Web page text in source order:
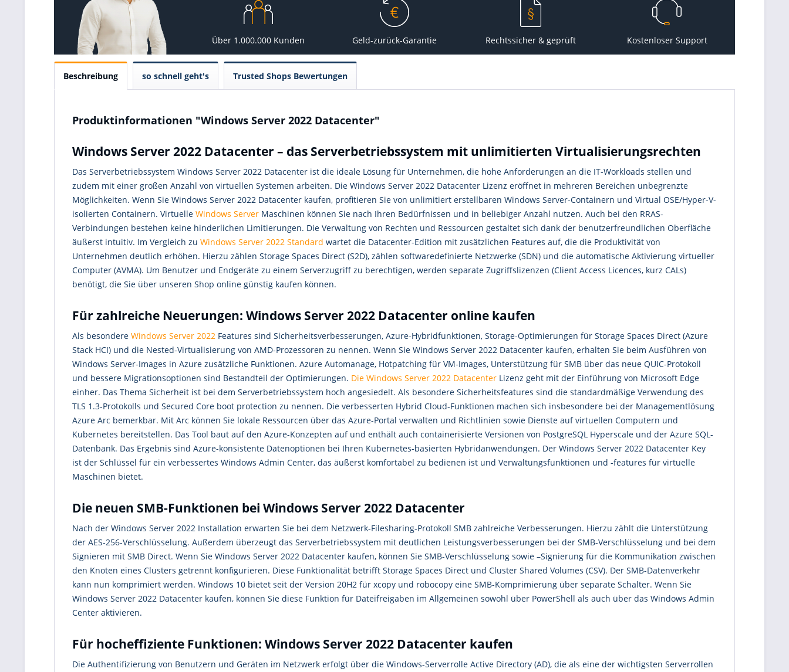
Über 1.000.000 Kunden Geld-zurück-Garantie Rechtssicher & geprüft Kostenloser Support
Beschreibung so schnell geht's Trusted Shops Bewertungen
Produktinformationen "Windows Server 2022 Datacenter"
Windows Server 2022 Datacenter – das Serverbetriebssystem mit unlimitierten Virtualisierungsrechten
Das Serverbetriebssystem Windows Server 2022 Datacenter ist die ideale Lösung für Unternehmen, die hohe Anforderungen an die IT-Workloads stellen und
zudem mit einer großen Anzahl von virtuellen Systemen arbeiten. Die Windows Server 2022 Datacenter Lizenz eröffnet in mehreren Bereichen unbegrenzte
Möglichkeiten. Wenn Sie Windows Server 2022 Datacenter kaufen, profitieren Sie von unlimitiert erstellbaren Windows Server-Containern und Virtual OSE/Hyper-V-
isolierten Containern. Virtuelle Windows Server Maschinen können Sie nach Ihren Bedürfnissen und in beliebiger Anzahl nutzen. Auch bei den RRAS-
Verbindungen bestehen keine hinderlichen Limitierungen. Die Verwaltung von Rechten und Ressourcen gestaltet sich dank der benutzerfreundlichen Oberfläche
äußerst intuitiv. Im Vergleich zu Windows Server 2022 Standard wartet die Datacenter-Edition mit zusätzlichen Features auf, die die Produktivität von
Unternehmen deutlich erhöhen. Hierzu zählen Storage Spaces Direct (S2D), zählen softwaredefinierte Netzwerke (SDN) und die automatische Aktivierung virtueller
Computer (AVMA). Um Benutzer und Endgeräte zu einem Serverzugriff zu berechtigen, werden separate Zugriffslizenzen (Client Access Licences, kurz CALs)
benötigt, die Sie über unseren Shop online günstig kaufen können.
Für zahlreiche Neuerungen: Windows Server 2022 Datacenter online kaufen
Als besondere Windows Server 2022 Features sind Sicherheitsverbesserungen, Azure-Hybridfunktionen, Storage-Optimierungen für Storage Spaces Direct (Azure
Stack HCI) und die Nested-Virtualisierung von AMD-Prozessoren zu nennen. Wenn Sie Windows Server 2022 Datacenter kaufen, erhalten Sie beim Ausführen von
Windows Server-Images in Azure zusätzliche Funktionen. Azure Automanage, Hotpatching für VM-Images, Unterstützung für SMB über das neue QUIC-Protokoll
und bessere Migrationsoptionen sind Bestandteil der Optimierungen. Die Windows Server 2022 Datacenter Lizenz geht mit der Einführung von Microsoft Edge
einher. Das Thema Sicherheit ist bei dem Serverbetriebssystem hoch angesiedelt. Als besondere Sicherheitsfeatures sind die standardmäßige Verwendung des
TLS 1.3-Protokolls und Secured Core boot protection zu nennen. Die verbesserten Hybrid Cloud-Funktionen machen sich insbesondere bei der Managementlösung
Azure Arc bemerkbar. Mit Arc können Sie lokale Ressourcen über das Azure-Portal verwalten und Richtlinien sowie Dienste auf virtuellen Computern und
Kubernetes bereitstellen. Das Tool baut auf den Azure-Konzepten auf und enthält auch containerisierte Versionen von PostgreSQL Hyperscale und der Azure SQL-
Datenbank. Das Ergebnis sind Azure-konsistente Datenoptionen bei Ihren Kubernetes-basierten Hybridanwendungen. Der Windows Server 2022 Datacenter Key
ist der Schlüssel für ein verbessertes Windows Admin Center, das äußerst komfortabel zu bedienen ist und Verwaltungsfunktionen und -features für virtuelle
Maschinen bietet.
Die neuen SMB-Funktionen bei Windows Server 2022 Datacenter
Nach der Windows Server 2022 Installation erwarten Sie bei dem Netzwerk-Filesharing-Protokoll SMB zahlreiche Verbesserungen. Hierzu zählt die Unterstützung
der AES-256-Verschlüsselung. Außerdem überzeugt das Serverbetriebssystem mit deutlichen Leistungsverbesserungen bei der SMB-Verschlüsselung und bei dem
Signieren mit SMB Direct. Wenn Sie Windows Server 2022 Datacenter kaufen, können Sie SMB-Verschlüsselung sowie –Signierung für die Kommunikation zwischen
den Knoten eines Clusters getrennt konfigurieren. Diese Funktionalität betrifft Storage Spaces Direct und Cluster Shared Volumes (CSV). Der SMB-Datenverkehr
kann nun komprimiert werden. Windows 10 bietet seit der Version 20H2 für xcopy und robocopy eine SMB-Komprimierung über separate Schalter. Wenn Sie
Windows Server 2022 Datacenter kaufen, können Sie diese Funktion für Dateifreigaben im Allgemeinen sowohl über PowerShell als auch über das Windows Admin
Center aktivieren.
Für hocheffiziente Funktionen: Windows Server 2022 Datacenter kaufen
Die Authentifizierung von Benutzern und Geräten im Netzwerk erfolgt über die Windows-Serverrolle Active Directory (AD), die als eine der wichtigsten Serverrollen